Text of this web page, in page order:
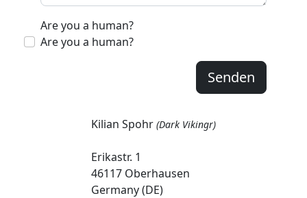
Are you a human?
Are you a human?
Senden
Kilian Spohr (Dark Vikingr)
Erikastr. 1
46117 Oberhausen
Germany (DE)